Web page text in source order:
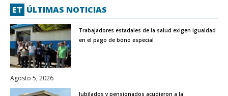
ET ÚLTIMAS NOTICIAS
Trabajadores estadales de la salud exigen igualdad
en el pago de bono especial
Agosto 5, 2026
Jubilados y pensionados acudieron a la